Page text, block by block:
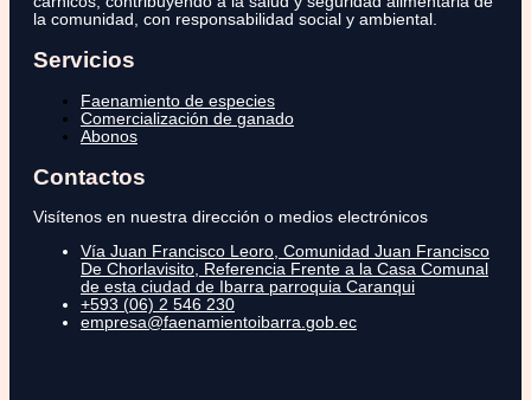
la comunidad, con responsabilidad social y ambiental.
Servicios
Faenamiento de especies
Comercialización de ganado
Abonos
Contactos
Visítenos en nuestra dirección o medios electrónicos
Vía Juan Francisco Leoro, Comunidad Juan Francisco
De Chorlavisito, Referencia Frente a la Casa Comunal
de esta ciudad de Ibarra parroquia Caranqui
+593 (06) 2 546 230
empresa@faenamientoibarra.gob.ec